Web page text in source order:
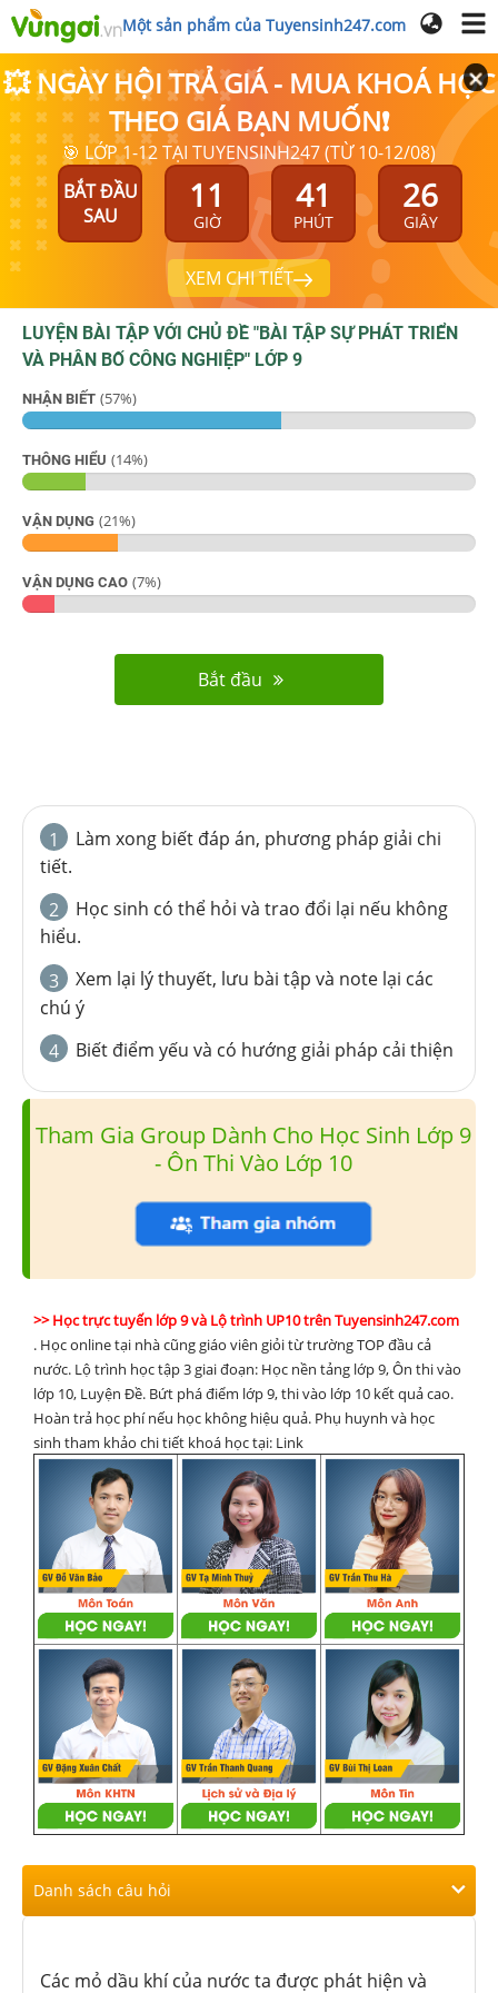
Một sản phẩm của Tuyensinh247.com
💥 NGÀY HỘI TRẢ GIÁ - MUA KHOÁ HỌC
THEO GIÁ BẠN MUỐN❗
🎯 LỚP 1-12 TẠI TUYENSINH247 (TỪ 10-12/08)
BẮT ĐẦU
SAU
11
GIỜ
41
PHÚT
25
GIÂY
XEM CHI TIẾT
LUYỆN BÀI TẬP VỚI CHỦ ĐỀ "BÀI TẬP SỰ PHÁT TRIỂN
VÀ PHÂN BỐ CÔNG NGHIỆP" LỚP 9
NHẬN BIẾT (57%)
THÔNG HIỂU (14%)
VẬN DỤNG (21%)
VẬN DỤNG CAO (7%)
Bắt đầu
1
Làm xong biết đáp án, phương pháp giải chi
tiết.
2
Học sinh có thể hỏi và trao đổi lại nếu không
hiểu.
3
Xem lại lý thuyết, lưu bài tập và note lại các
chú ý
4
Biết điểm yếu và có hướng giải pháp cải thiện
Tham Gia Group Dành Cho Học Sinh Lớp 9
- Ôn Thi Vào Lớp 10
>> Học trực tuyến lớp 9 và Lộ trình UP10 trên Tuyensinh247.com
. Học online tại nhà cũng giáo viên giỏi từ trường TOP đầu cả
nước. Lộ trình học tập 3 giai đoạn: Học nền tảng lớp 9, Ôn thi vào
lớp 10, Luyện Đề. Bứt phá điểm lớp 9, thi vào lớp 10 kết quả cao.
Hoàn trả học phí nếu học không hiệu quả. Phụ huynh và học
sinh tham khảo chi tiết khoá học tại: Link
Danh sách câu hỏi
Các mỏ dầu khí của nước ta được phát hiện và